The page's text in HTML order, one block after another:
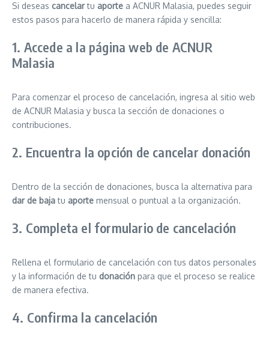
Si deseas cancelartu aporte a ACNUR Malasia, puedes seguir
estos pasos para hacerlo de manera rápida y sencilla:
1. Accede a la página web de ACNUR
Malasia
Para comenzar el proceso de cancelación, ingresa al sitio web
de ACNUR Malasia y busca la sección de donaciones o
contribuciones.
2. Encuentra la opción de cancelar donación
Dentro de la sección de donaciones, busca la alternativa para
dar de bajatu aporte mensual o puntual a la organización.
3. Completa el formulario de cancelación
Rellena el formulario de cancelación con tus datos personales
y la información de tu donación para que el proceso se realice
de manera efectiva.
4. Confirma la cancelación